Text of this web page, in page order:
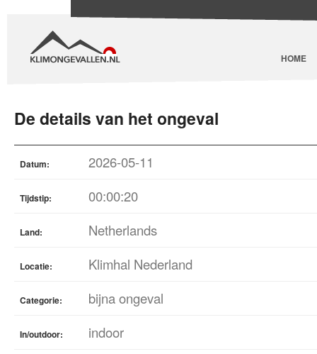
HOME
De details van het ongeval
Datum: 2026-05-11
Tijdstip: 00:00:20
Land: Netherlands
Locatie: Klimhal Nederland
Categorie: bijna ongeval
In/outdoor: indoor